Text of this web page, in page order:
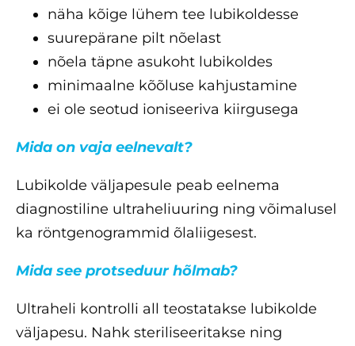
näha kõige lühem tee lubikoldesse
suurepärane pilt nõelast
nõela täpne asukoht lubikoldes
minimaalne kõõluse kahjustamine
ei ole seotud ioniseeriva kiirgusega
Mida on vaja eelnevalt?
Lubikolde väljapesule peab eelnema
diagnostiline ultraheliuuring ning võimalusel
ka röntgenogrammid õlaliigesest.
Mida see protseduur hõlmab?
Ultraheli kontrolli all teostatakse lubikolde
väljapesu. Nahk steriliseeritakse ning